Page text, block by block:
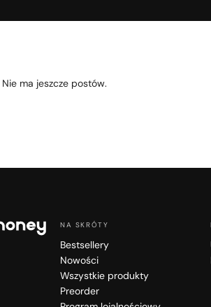
Nie ma jeszcze postów.
NA SKRÓTY
Bestsellery
Nowości
Wszystkie produkty
Preorder
Szybki
Nie wybrano